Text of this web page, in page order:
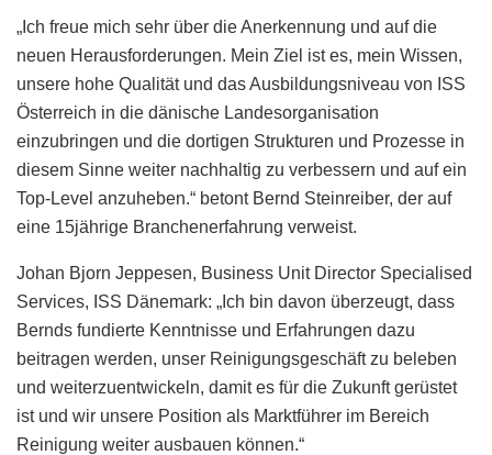
„Ich freue mich sehr über die Anerkennung und auf die
neuen Herausforderungen. Mein Ziel ist es, mein Wissen,
unsere hohe Qualität und das Ausbildungsniveau von ISS
Österreich in die dänische Landesorganisation
einzubringen und die dortigen Strukturen und Prozesse in
diesem Sinne weiter nachhaltig zu verbessern und auf ein
Top-Level anzuheben.“ betont Bernd Steinreiber, der auf
eine 15jährige Branchenerfahrung verweist.
Johan Bjorn Jeppesen, Business Unit Director Specialised
Services, ISS Dänemark: „Ich bin davon überzeugt, dass
Bernds fundierte Kenntnisse und Erfahrungen dazu
beitragen werden, unser Reinigungsgeschäft zu beleben
und weiterzuentwickeln, damit es für die Zukunft gerüstet
ist und wir unsere Position als Marktführer im Bereich
Reinigung weiter ausbauen können.“